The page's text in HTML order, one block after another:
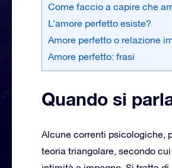
Come faccio a capire che
L’amore perfetto esiste?
Amore perfetto o relazione
Amore perfetto: frasi
Quando si
Alcune correnti psicologiche,
teoria triangolare, secondo